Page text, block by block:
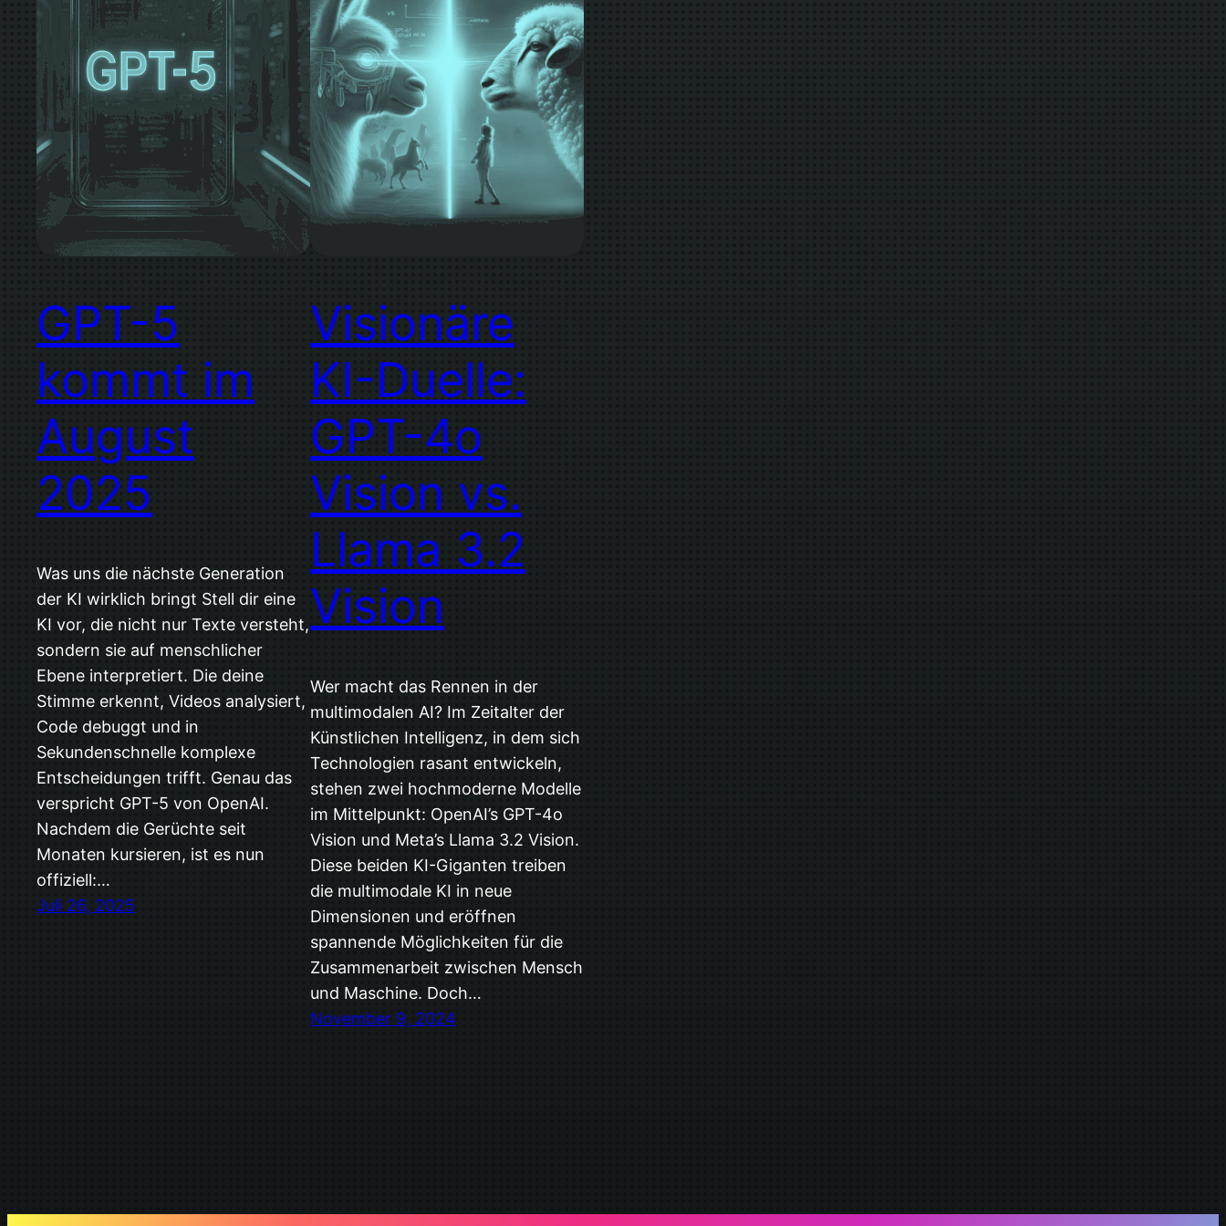
GPT-5
kommt im
August
2025
Was uns die nächste Generation
der KI wirklich bringt Stell dir eine
KI vor, die nicht nur Texte versteht,
sondern sie auf menschlicher
Ebene interpretiert. Die deine
Stimme erkennt, Videos analysiert,
Code debuggt und in
Sekundenschnelle komplexe
Entscheidungen trifft. Genau das
verspricht GPT-5 von OpenAI.
Nachdem die Gerüchte seit
Monaten kursieren, ist es nun
offiziell:…
Juli 26, 2025
Visionäre
KI-Duelle:
GPT-4o
Vision vs.
Llama 3.2
Vision
Wer macht das Rennen in der
multimodalen AI? Im Zeitalter der
Künstlichen Intelligenz, in dem sich
Technologien rasant entwickeln,
stehen zwei hochmoderne Modelle
im Mittelpunkt: OpenAI’s GPT-4o
Vision und Meta’s Llama 3.2 Vision.
Diese beiden KI-Giganten treiben
die multimodale KI in neue
Dimensionen und eröffnen
spannende Möglichkeiten für die
Zusammenarbeit zwischen Mensch
und Maschine. Doch…
November 9, 2024